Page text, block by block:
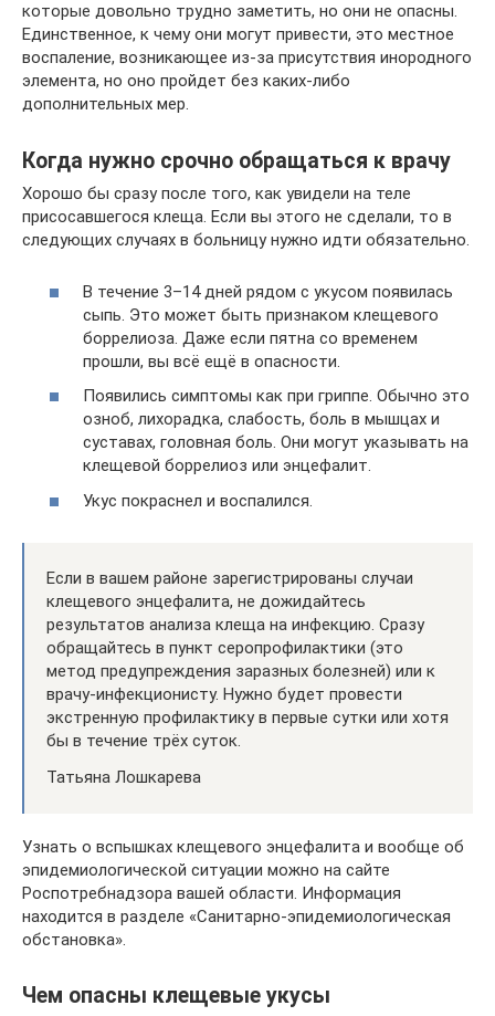
которые довольно трудно заметить, но они не опасны.
Единственное, к чему они могут привести, это местное
воспаление, возникающее из-за присутствия инородного
элемента, но оно пройдет без каких-либо
дополнительных мер.
Когда нужно срочно обращаться к врачу
Хорошо бы сразу после того, как увидели на теле
присосавшегося клеща. Если вы этого не сделали, то в
следующих случаях в больницу нужно идти обязательно.
В течение 3–14 дней рядом с укусом появилась
сыпь. Это может быть признаком клещевого
боррелиоза. Даже если пятна со временем
прошли, вы всё ещё в опасности.
Появились симптомы как при гриппе. Обычно это
озноб, лихорадка, слабость, боль в мышцах и
суставах, головная боль. Они могут указывать на
клещевой боррелиоз или энцефалит.
Укус покраснел и воспалился.
Если в вашем районе зарегистрированы случаи
клещевого энцефалита, не дожидайтесь
результатов анализа клеща на инфекцию. Сразу
обращайтесь в пункт серопрофилактики (это
метод предупреждения заразных болезней) или к
врачу-инфекционисту. Нужно будет провести
экстренную профилактику в первые сутки или хотя
бы в течение трёх суток.
Татьяна Лошкарева
Узнать о вспышках клещевого энцефалита и вообще об
эпидемиологической ситуации можно на сайте
Роспотребнадзора вашей области. Информация
находится в разделе «Санитарно-эпидемиологическая
обстановка».
Чем опасны клещевые укусы